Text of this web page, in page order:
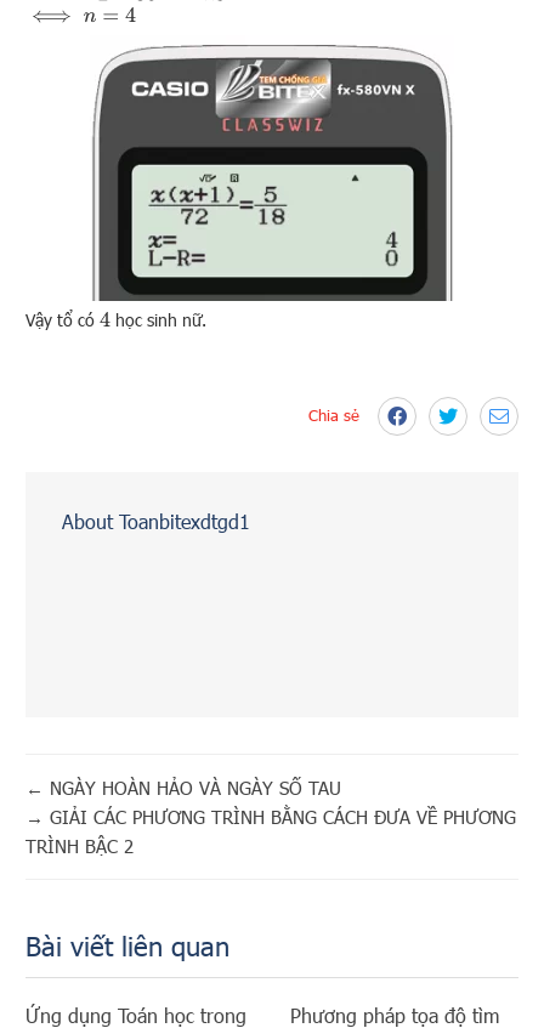
⟺n=
Vậy tổ có4 học sinh nữ.
Chia sẻ
About Toanbitexdtgd1
← NGÀY HOÀN HẢO VÀ NGÀY SỐ TAU
→ GIẢI CÁC PHƯƠNG TRÌNH BẰNG CÁCH ĐƯA VỀ PHƯƠNG
TRÌNH BẬC 2
Bài viết liên quan
Ứng dụng Toán học trong
Phương pháp tọa độ tìm